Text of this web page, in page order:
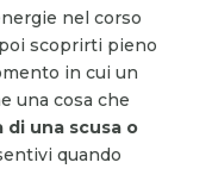
nel corso
scoprirti pieno
in cui un
una cosa che
di una scusa o
quando